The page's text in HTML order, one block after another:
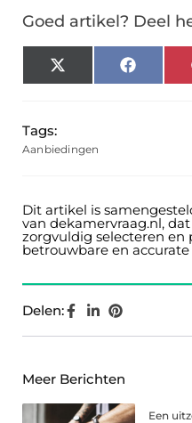
Goed artikel? Deel
X
(Twitter)
Tags:
Aanbiedingen
Dit artikel is
van dekamervraag.nl,
zorgvuldig selecteren en
betrouwbare en
Delen:
Meer Berichten
Een